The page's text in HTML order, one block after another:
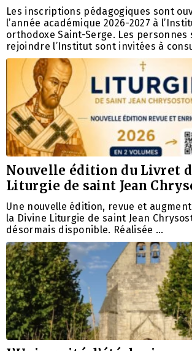
Les inscriptions pédagogiques sont
l’année académique 2026-2027 à
orthodoxe Saint-Serge. Les
rejoindre l’Institut sont invitées à
Nouvelle édition du Livret
Liturgie de saint Jean
Une nouvelle édition, revue et
la Divine Liturgie de saint Jean
désormais disponible. Réalisée …